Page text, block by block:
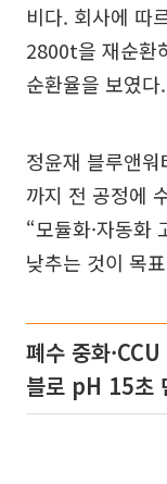
비다. 회사에 따
2800t을 재순환
순환율을 보였다.
정윤재 블루앤
까지 전 공정에
“모듈화·자동화
낮추는 것이 목
폐수 중화
블로 pH 15초